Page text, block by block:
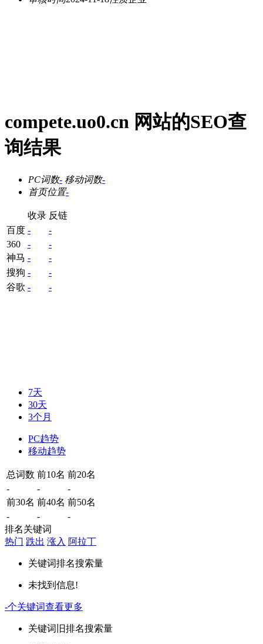
compete.uo0.cn 网站的SEO查
询结果
PC词数- 移动词数-
首页位置-
收录 反链
百度 -
-
360
-
-
神马 -
-
搜狗 -
-
谷歌 - -
7天
30天
3个月
PC趋势
移动趋势
总词数 前10名 前20名
-
-
-
前30名 前40名 前50名
-
-
-
排名关键词
热门 跌出 涨入 阿拉丁
关键词排名搜索量
未找到信息!
-个关键词查看更多
关键词 旧排名搜索量